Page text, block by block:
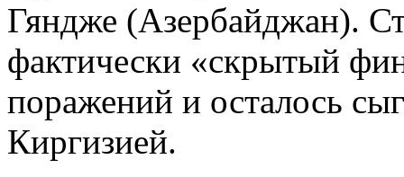
Гяндже (Азербайджан).
фактически «скрытый
поражений и осталось
Киргизией.